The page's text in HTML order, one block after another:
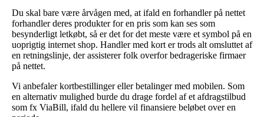
Du skal bare være årvågen med, at ifald en forhandler på nettet
forhandler deres produkter for en pris som kan ses som
besynderligt letkøbt, så er det for det meste være et symbol på en
uoprigtig internet shop. Handler med kort er trods alt omsluttet af
en retningslinje, der assisterer folk overfor bedrageriske firmaer
på nettet.
Vi anbefaler kortbestillinger eller betalinger med mobilen. Som
en alternativ mulighed burde du drage fordel af et afdragstilbud
som fx ViaBill, ifald du hellere vil finansiere beløbet over en